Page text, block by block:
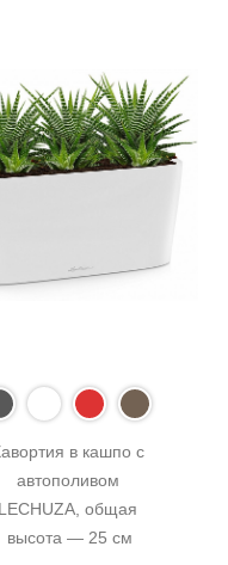
в кашпо с
автополивом
LECHUZA, общая
высота — 25 см